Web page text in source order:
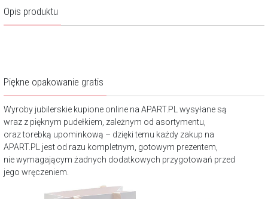
Opis produktu
Piękne opakowanie gratis
Wyroby jubilerskie kupione online na APART.PL wysyłane są
wraz z pięknym pudełkiem, zależnym od asortymentu,
oraz torebką upominkową – dzięki temu każdy zakup na
APART.PL jest od razu kompletnym, gotowym prezentem,
nie wymagającym żadnych dodatkowych przygotowań przed
jego wręczeniem.